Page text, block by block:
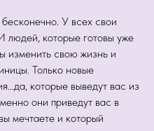
У всех свои
людей, которые готовы уже
изменить свою жизнь и
Только новые
которые выведут вас из
они приведут вас в
мечтаете и который